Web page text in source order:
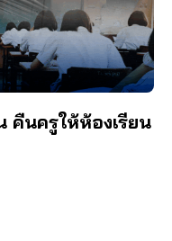
คืนครูให้ห้องเรียน